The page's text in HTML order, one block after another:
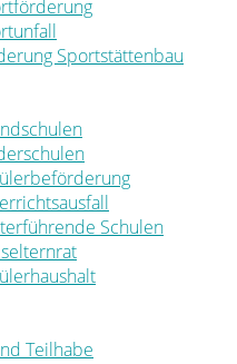
Sportstättenbau
Schulen
Teilhabe